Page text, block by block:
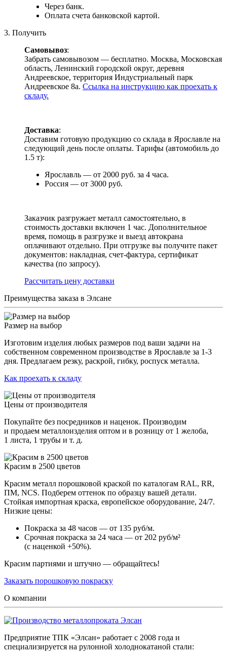
Через банк.
Оплата счета банковской картой.
3. Получить
Самовывоз:
Забрать самовывозом — бесплатно. Москва, Московская
область, Ленинский городской округ, деревня
Андреевское, территория Индустриальный парк
Андреевское 8а. Ссылка на инструкцию как проехать к
складу.
Доставка:
Доставим готовую продукцию со склада в Ярославле на
следующий день после оплаты. Тарифы (автомобиль до
1.5 т):
Ярославль — от 2000 руб. за 4 часа.
Россия — от 3000 руб.
Заказчик разгружает металл самостоятельно, в
стоимость доставки включен 1 час. Дополнительное
время, помощь в разгрузке и выезд автокрана
оплачивают отдельно. При отгрузке вы получите пакет
документов: накладная, счет-фактура, сертификат
качества (по запросу).
Раcсчитать цену доставки
Преимущества заказа в Элсане
Размер на выбор
Изготовим изделия любых размеров под ваши задачи на
собственном современном производстве в Ярославле за 1-3
дня. Предлагаем резку, раскрой, гибку, роспуск металла.
Как проехать к складу
Цены от производителя
Покупайте без посредников и наценок. Производим
и продаем металлоизделия оптом и в розницу от 1 желоба,
1 листа, 1 трубы и т. д.
Красим в 2500 цветов
Красим металл порошковой краской по каталогам RAL, RR,
ПМ, NCS. Подберем оттенок по образцу вашей детали.
Стойкая импортная краска, европейское оборудование, 24/7.
Низкие цены:
Покраска за 48 часов — от 135 руб/м.
Срочная покраска за 24 часа — от 202 руб/м²
(с наценкой +50%).
Красим партиями и штучно — обращайтесь!
Заказать порошковую покраску
О компании
Предприятие ТПК «Элсан» работает с 2008 года и
специализируется на рулонной холоднокатаной стали: